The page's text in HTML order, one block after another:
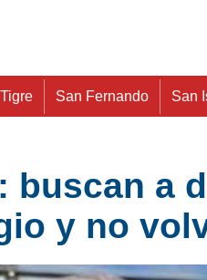
Tigre San Fernando San
buscan a
y no